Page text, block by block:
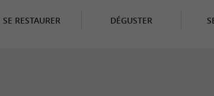
SE RESTAURER DÉGUSTER